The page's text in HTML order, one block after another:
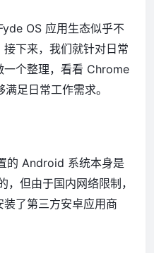
OS 应用生态似乎不
下来，我们就针对日常
一个整理，看看 Chrome
足日常工作需求。
的 Android 系统本身是
但由于国内网络限制，
了第三方安卓应用商